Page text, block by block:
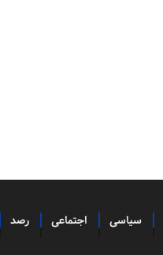
سیاسی اجتماعی رصد